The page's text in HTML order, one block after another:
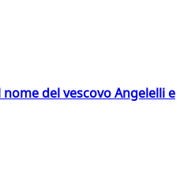
del vescovo Angelelli e